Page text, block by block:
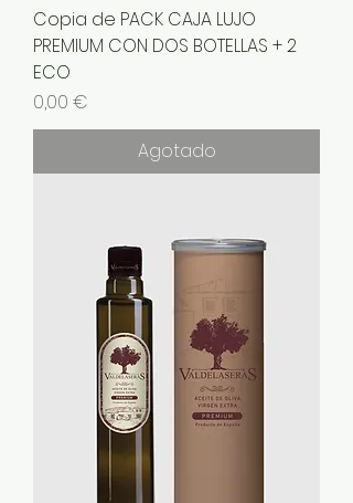
Copia de PACK CAJA LUJO
PREMIUM CON DOS BOTELLAS + 2
ECO
Precio
0,00 €
Agotado